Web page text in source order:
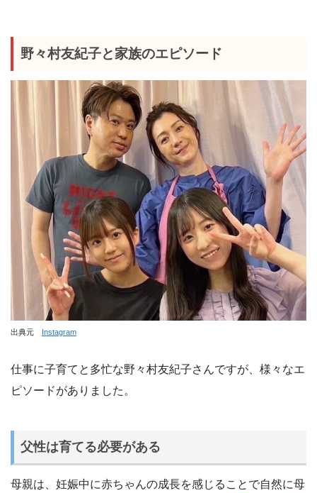
野々村友紀子と家族のエピソード
出典元 Instagram
仕事に子育てと多忙な野々村友紀子さんですが、様々なエ
ピソードがありました。
父性は育てる必要がある
母親は、妊娠中に赤ちゃんの成長を感じることで自然に母